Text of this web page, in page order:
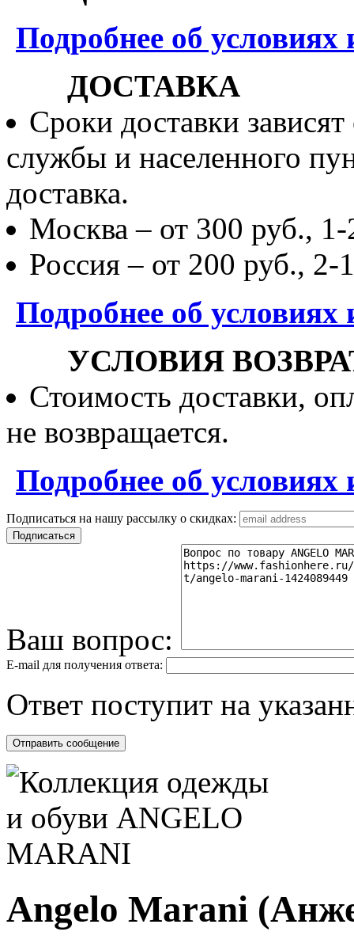
Подробнее об
ДОСТАВКА
Сроки доставки
службы и населенного
доставка.
Москва – от 300 руб.,
Россия – от 200 руб., 2-
Подробнее об условиях
УСЛОВИЯ
Стоимость доставки,
не возвращается.
Подробнее об условиях
Подписаться на нашу рассылку о скидках:
Ваш вопрос:
E-mail для получения ответа:
Ответ поступит на
Angelo Marani